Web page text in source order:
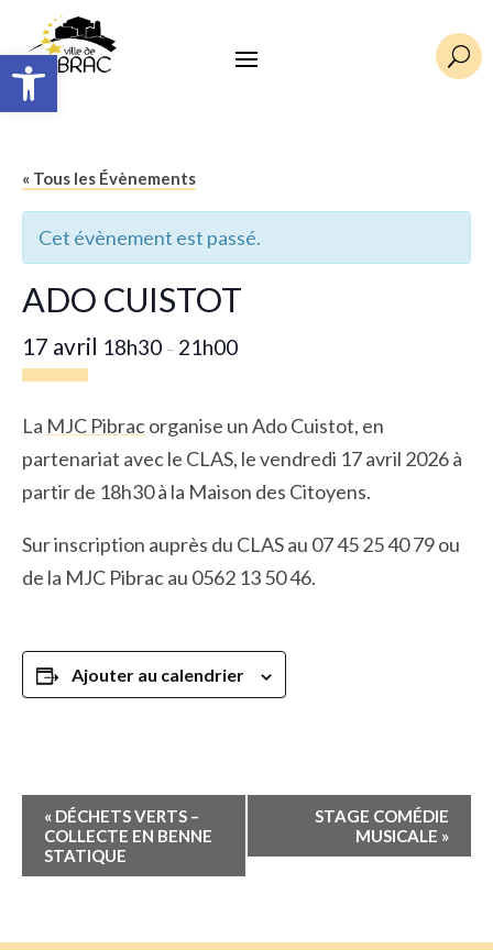
Ouvrir la barre d’outils U
« Tous les Évènements
Cet évènement est passé.
ADO CUISTOT
17 avril 18h30 – 21h00
La MJC Pibracorganise un Ado Cuistot, en
partenariat avec le CLAS, le vendredi 17 avril 2026 à
partir de 18h30 à la Maison des Citoyens.
Sur inscription auprès du CLAS au 07 45 25 40 79 ou
de la MJC Pibrac au 0562 13 50 46.
Ajouter au calendrier
Navigation
Évènement
« DÉCHETS VERTS –
COLLECTE EN BENNE
STATIQUE
STAGE COMÉDIE
MUSICALE »